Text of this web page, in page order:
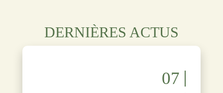
DERNIÈRES ACTUS
07